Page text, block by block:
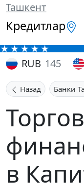
Ташкент
Кредитлар
RUB 145
Назад Банки
в